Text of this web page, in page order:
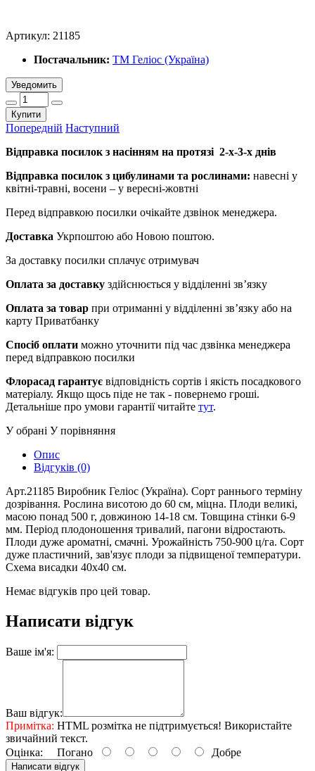
Артикул: 21185
Постачальник: ТМ Геліос (Україна)
Уведомить
Купити
Попередній Наступний
Відправка посилок з насінням на протязі 2-х-3-х днів
Відправка посилок з цибулинами та рослинами: навесні у
квітні-травні, восени – у вересні-жовтні
Перед відправкою посилки очікайте дзвінок менеджера.
Доставка Укрпоштою або Новою поштою.
За доставку посилки сплачує отримувач
Оплата за доставку здійснюється у відділенні зв’язку
Оплата за товар при отриманні у відділенні зв’язку або на
карту Приватбанку
Спосіб оплати можно уточнити під час дзвінка менеджера
перед відправкою посилки
Флорасад гарантує відповідність сортів і якість посадкового
матеріалу. Якщо щось піде не так - повернемо гроші.
Детальніше про умови гарантії читайте тут.
У обрані У порівняння
Опис
Відгуків (0)
Арт.21185 Виробник Геліос (Україна). Сорт раннього терміну
дозрівання. Рослина висотою до 60 см, міцна. Плоди великі,
масою понад 500 г, довжиною 14-18 см. Товщина стінки 6-9
мм. Період плодоношення тривалий, пагони відростають.
Плоди дуже ароматні, смачні. Урожайність 750-900 ц/га. Сорт
дуже пластичний, зав'язує плоди за підвищеної температури.
Схема висадки 40х40 см.
Немає відгуків про цей товар.
Написати відгук
Ваше ім'я:
Ваш відгук:
Примітка: HTML розмітка не підтримується! Використайте
звичайний текст.
Оцінка: Погано Добре
Написати відгук